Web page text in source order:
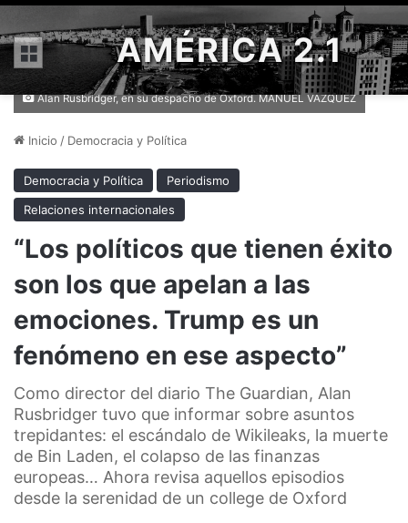
Menú AMÉRICA 2.1
Alan Rusbridger, en su despacho de Oxford. MANUEL VÁZQUEZ
Inicio / Democracia y Política
Democracia y Política
Periodismo
Relaciones internacionales
“Los políticos que tienen éxito
son los que apelan a las
emociones. Trump es un
fenómeno en ese aspecto”
Como director del diario The Guardian, Alan
Rusbridger tuvo que informar sobre asuntos
trepidantes: el escándalo de Wikileaks, la muerte
de Bin Laden, el colapso de las finanzas
europeas… Ahora revisa aquellos episodios
desde la serenidad de un college de Oxford